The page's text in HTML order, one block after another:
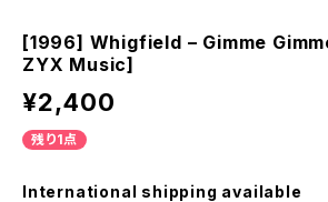
[1996] Whigfield – Gimme
ZYX Music]
¥2,400
残り1点
International shipping available